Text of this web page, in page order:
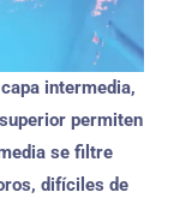
intermedia,
permiten
se filtre
difíciles de